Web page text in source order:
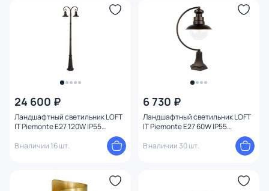
24 600 ₽
Ландшафтный светильник LOFT
IT Piemonte E27 120W IP55
В наличии 16 шт.
6 730 ₽
Ландшафтный светильник LOFT
IT Piemonte E27 60W IP55
В наличии 30 шт.